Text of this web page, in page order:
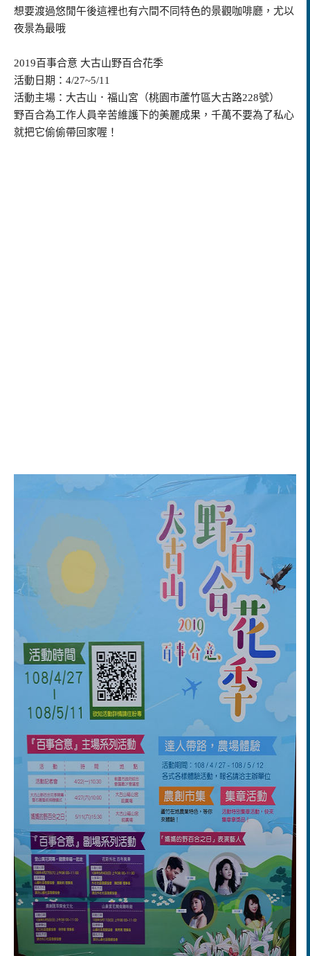
想要渡過悠閒午後這裡也有六間不同特色的景觀咖啡廳，尤以
夜景為最哦
2019百事合意 大古山野百合花季
活動日期：4/27~5/11
活動主場：大古山．福山宮（桃園市蘆竹區大古路228號）
野百合為工作人員辛苦維護下的美麗成果，千萬不要為了私心
就把它偷偷帶回家喔！